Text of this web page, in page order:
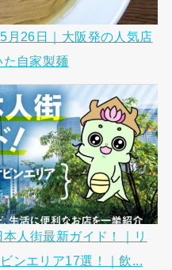
月26日｜大阪発の人気店
自家製麺
人街最新ガイド！｜リ
ンエリア17選！｜飲...